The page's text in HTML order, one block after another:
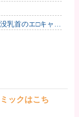
乳首のエ□キャラ
ックはこち